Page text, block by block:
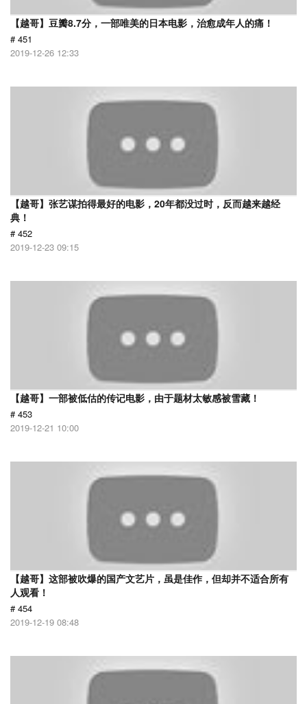
【越哥】豆瓣8.7分，一部唯美的日本电影，治愈成年人的痛！
# 451
2019-12-26 12:33
【越哥】张艺谋拍得最好的电影，20年都没过时，反而越来越经
典！
# 452
2019-12-23 09:15
【越哥】一部被低估的传记电影，由于题材太敏感被雪藏！
# 453
2019-12-21 10:00
【越哥】这部被吹爆的国产文艺片，虽是佳作，但却并不适合所有
人观看！
# 454
2019-12-19 08:48